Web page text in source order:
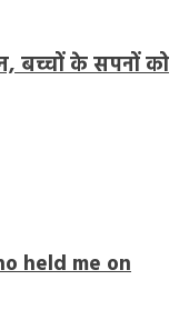
बच्चों के सपनों को
held me on